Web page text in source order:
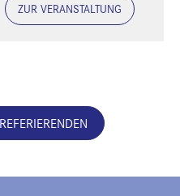
ZUR VERANSTALTUNG